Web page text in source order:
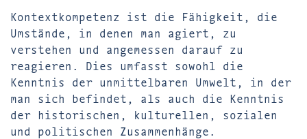
Kontextkompetenz ist die Fähigkeit, die
Umstände, in denen man agiert, zu
verstehen und angemessen darauf zu
reagieren. Dies umfasst sowohl die
Kenntnis der unmittelbaren Umwelt, in der
man sich befindet, als auch die Kenntnis
der historischen, kulturellen, sozialen
und politischen Zusammenhänge.